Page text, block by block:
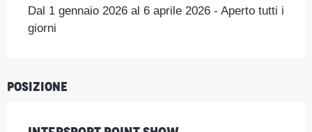
Dal 1 gennaio 2026 al 6 aprile 2026 - Aperto tutti i
giorni
Posizione